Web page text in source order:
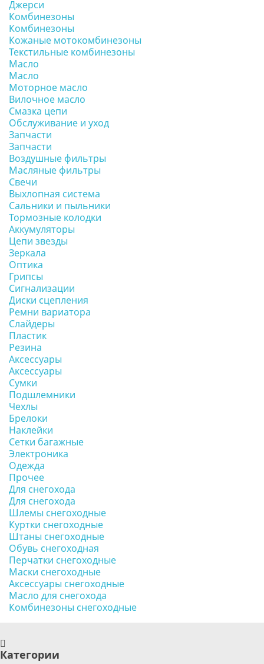
Джерси
Комбинезоны
Комбинезоны
Кожаные мотокомбинезоны
Текстильные комбинезоны
Масло
Масло
Моторное масло
Вилочное масло
Смазка цепи
Обслуживание и уход
Запчасти
Запчасти
Воздушные фильтры
Масляные фильтры
Свечи
Выхлопная система
Сальники и пыльники
Тормозные колодки
Аккумуляторы
Цепи звезды
Зеркала
Оптика
Грипсы
Сигнализации
Диски сцепления
Ремни вариатора
Слайдеры
Пластик
Резина
Аксессуары
Аксессуары
Сумки
Подшлемники
Чехлы
Брелоки
Наклейки
Сетки багажные
Электроника
Одежда
Прочее
Для снегохода
Для снегохода
Шлемы снегоходные
Куртки снегоходные
Штаны снегоходные
Обувь снегоходная
Перчатки снегоходные
Маски снегоходные
Аксессуары снегоходные
Масло для снегохода
Комбинезоны снегоходные
Категории